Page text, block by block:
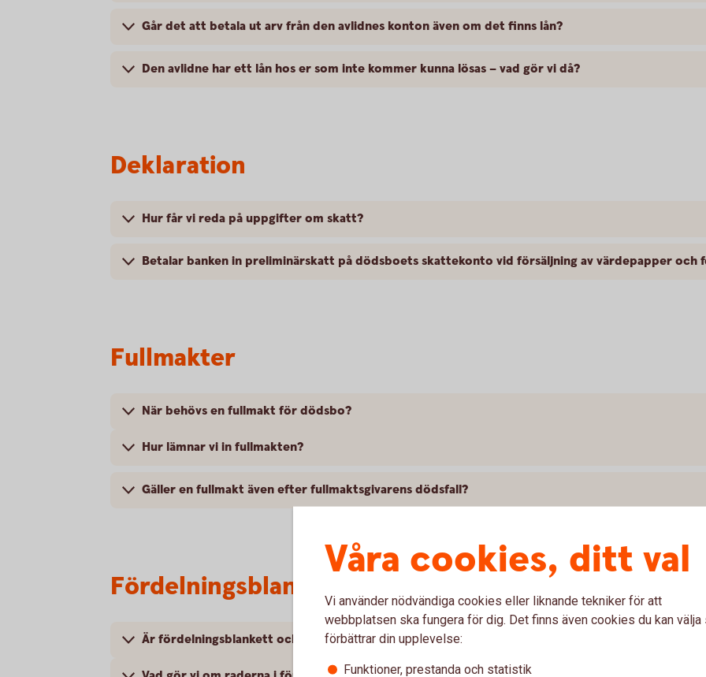
Går det att betala ut arv från den avlidnes konton även om det finns lån?
Den avlidne har ett lån hos er som inte kommer kunna lösas – vad gör vi då?
Deklaration
Hur får vi reda på uppgifter om skatt?
Betalar banken in preliminärskatt på dödsboets skattekonto vid försäljning av värdepapper och
Fullmakter
När behövs en fullmakt för dödsbo?
Hur lämnar vi in fullmakten?
Gäller en fullmakt även efter fullmaktsgivarens dödsfall?
Fördelningsblankett
Är fördelningsblankett och arvskifteshandling samma sak?
Våra cookies, ditt val
Vi använder nödvändiga cookies eller liknande tekniker för att
webbplatsen ska fungera för dig. Det finns även cookies du kan välja
förbättrar din upplevelse:
Funktioner, prestanda och statistik